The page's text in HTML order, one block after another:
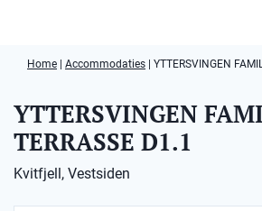
Home Accommodaties YTTERSVINGEN
YTTERSVINGEN
TERRASSE D1.1
Kvitfjell, Vestsiden